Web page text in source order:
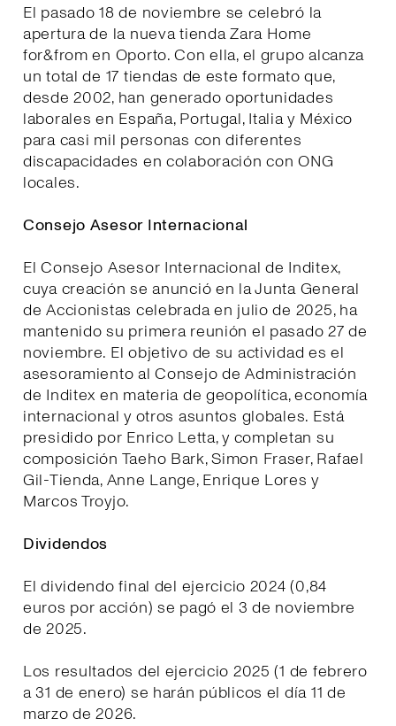
El pasado 18 de noviembre se celebró la
apertura de la nueva tienda Zara Home
for&from en Oporto. Con ella, el grupo alcanza
un total de 17 tiendas de este formato que,
desde 2002, han generado oportunidades
laborales en España, Portugal, Italia y México
para casi mil personas con diferentes
discapacidades en colaboración con ONG
locales.
Consejo Asesor Internacional
El Consejo Asesor Internacional de Inditex,
cuya creación se anunció en la Junta General
de Accionistas celebrada en julio de 2025, ha
mantenido su primera reunión el pasado 27 de
noviembre. El objetivo de su actividad es el
asesoramiento al Consejo de Administración
de Inditex en materia de geopolítica, economía
internacional y otros asuntos globales. Está
presidido por Enrico Letta, y completan su
composición Taeho Bark, Simon Fraser, Rafael
Gil-Tienda, Anne Lange, Enrique Lores y
Marcos Troyjo.
Dividendos
El dividendo final del ejercicio 2024 (0,84
euros por acción) se pagó el 3 de noviembre
de 2025.
Los resultados del ejercicio 2025 (1 de febrero
a 31 de enero) se harán públicos el día 11 de
marzo de 2026.